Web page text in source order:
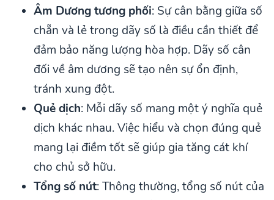
Âm Dương tương phối: Sự cân bằng giữa số
chẵn và lẻ trong dãy số là điều cần thiết để
đảm bảo năng lượng hòa hợp. Dãy số cân
đối về âm dương sẽ tạo nên sự ổn định,
tránh xung đột.
Quẻ dịch: Mỗi dãy số mang một ý nghĩa quẻ
dịch khác nhau. Việc hiểu và chọn đúng quẻ
mang lại điềm tốt sẽ giúp gia tăng cát khí
cho chủ sở hữu.
Tổng số nút: Thông thường, tổng số nút của